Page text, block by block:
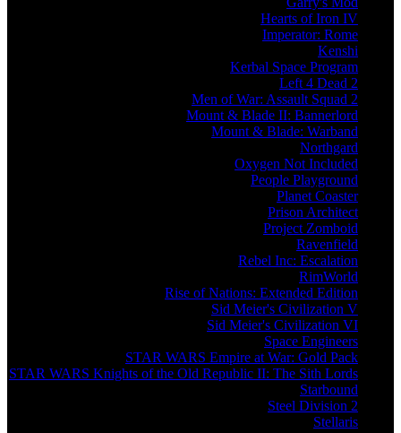
Hearts of Iron IV
Imperator: Rome
Kenshi
Kerbal Space Program
Left 4 Dead 2
Men of War: Assault Squad 2
Mount & Blade II: Bannerlord
Mount & Blade: Warband
Northgard
Oxygen Not Included
People Playground
Planet Coaster
Prison Architect
Project Zomboid
Ravenfield
Rebel Inc: Escalation
RimWorld
Rise of Nations: Extended Edition
Sid Meier's Civilization V
Sid Meier's Civilization VI
Space Engineers
STAR WARS Empire at War: Gold Pack
STAR WARS Knights of the Old Republic II: The Sith Lords
Starbound
Steel Division 2
Stellaris